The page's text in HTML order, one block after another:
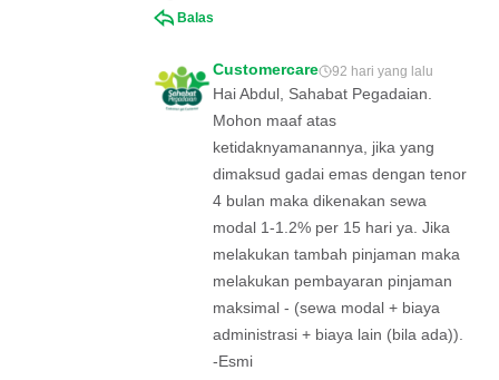
Balas
Customercare 92 hari yang lalu
Hai Abdul, Sahabat Pegadaian.
Mohon maaf atas
ketidaknyamanannya, jika yang
dimaksud gadai emas dengan tenor
4 bulan maka dikenakan sewa
modal 1-1.2% per 15 hari ya. Jika
melakukan tambah pinjaman maka
melakukan pembayaran pinjaman
maksimal - (sewa modal + biaya
administrasi + biaya lain (bila ada)).
-Esmi